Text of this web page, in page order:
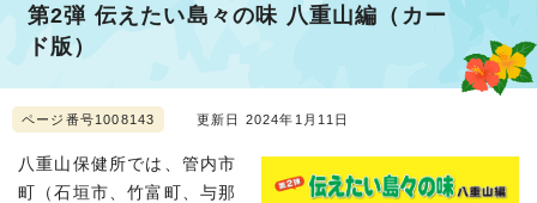
第2弾 伝えたい島々の味 八重山編（カー
ド版）
ページ番号1008143 更新日 2024年1月11日
八重山保健所では、管内市
町（石垣市、竹富町、与那